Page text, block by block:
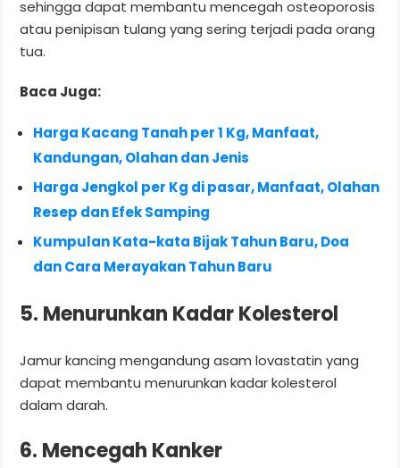
sehingga dapat membantu mencegah osteoporosis
atau penipisan tulang yang sering terjadi pada orang
tua.
Baca Juga:
Harga Kacang Tanah per 1 Kg, Manfaat,
Kandungan, Olahan dan Jenis
Harga Jengkol per Kg di pasar, Manfaat, Olahan
Resep dan Efek Samping
Kumpulan Kata-kata Bijak Tahun Baru, Doa
dan Cara Merayakan Tahun Baru
5. Menurunkan Kadar Kolesterol
Jamur kancing mengandung asam lovastatin yang
dapat membantu menurunkan kadar kolesterol
dalam darah.
6. Mencegah Kanker